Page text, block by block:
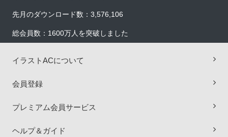
先月のダウンロード数：3,576,106
総会員数：1600万人を突破しました
イラストACについて
会員登録
プレミアム会員サービス
ヘルプ＆ガイド